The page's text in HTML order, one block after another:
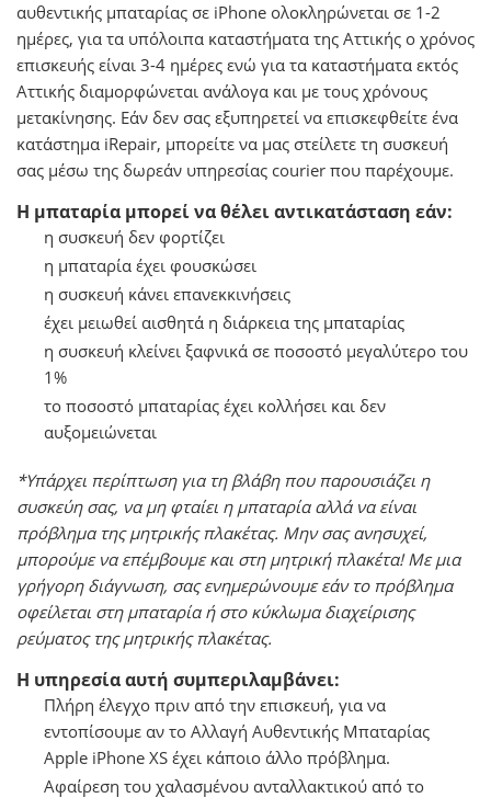
αυθεντικής μπαταρίας σε iPhone ολοκληρώνεται σε 1-2
ημέρες, για τα υπόλοιπα καταστήματα της Αττικής ο χρόνος
επισκευής είναι 3-4 ημέρες ενώ για τα καταστήματα εκτός
Αττικής διαμορφώνεται ανάλογα και με τους χρόνους
μετακίνησης. Εάν δεν σας εξυπηρετεί να επισκεφθείτε ένα
κατάστημα iRepair, μπορείτε να μας στείλετε τη συσκευή
σας μέσω της δωρεάν υπηρεσίας courier που παρέχουμε.
Η μπαταρία μπορεί να θέλει αντικατάσταση εάν:
η συσκευή δεν φορτίζει
η μπαταρία έχει φουσκώσει
η συσκευή κάνει επανεκκινήσεις
έχει μειωθεί αισθητά η διάρκεια της μπαταρίας
η συσκευή κλείνει ξαφνικά σε ποσοστό μεγαλύτερο του
1%
το ποσοστό μπαταρίας έχει κολλήσει και δεν
αυξομειώνεται
*Υπάρχει περίπτωση για τη βλάβη που παρουσιάζει η
συσκεύη σας, να μη φταίει η μπαταρία αλλά να είναι
πρόβλημα της μητρικής πλακέτας. Μην σας ανησυχεί,
μπορούμε να επέμβουμε και στη μητρική πλακέτα! Με μια
γρήγορη διάγνωση, σας ενημερώνουμε εάν το πρόβλημα
οφείλεται στη μπαταρία ή στο κύκλωμα διαχείρισης
ρεύματος της μητρικής πλακέτας.
Η υπηρεσία αυτή συμπεριλαμβάνει:
Πλήρη έλεγχο πριν από την επισκευή, για να
εντοπίσουμε αν το Αλλαγή Αυθεντικής Μπαταρίας
Apple iPhone XS έχει κάποιο άλλο πρόβλημα.
Αφαίρεση του χαλασμένου ανταλλακτικού από το